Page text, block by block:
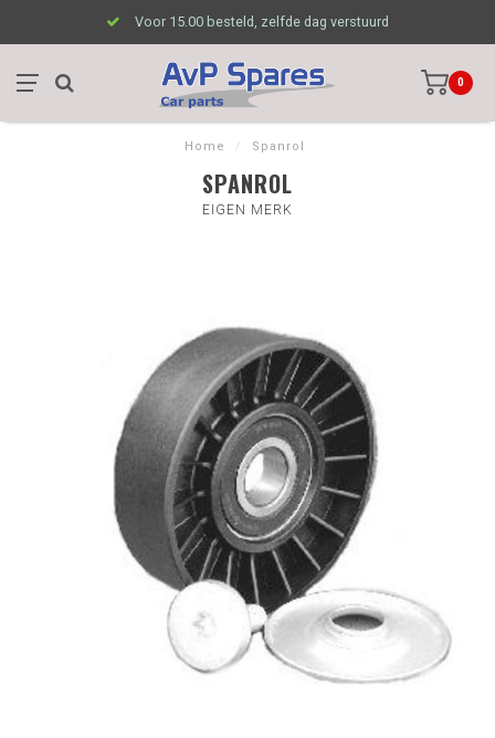
Voor 15.00 besteld, zelfde dag verstuurd
0
Home / Spanrol
SPANROL
EIGEN MERK